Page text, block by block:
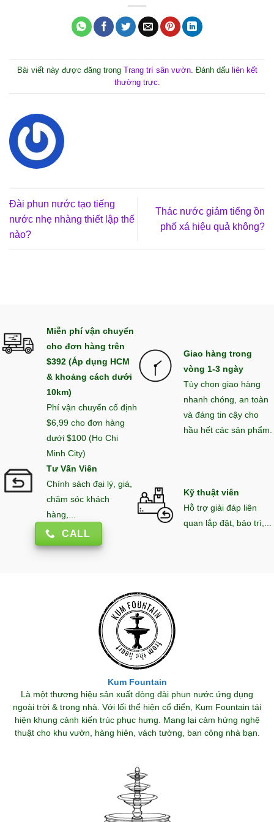
Bài viết này được đăng trong Trang trí sân vườn. Đánh dấu liên kết
thường trực
Đài phun nước tạo tiếng
nước nhẹ nhàng thiết lập thế
nào?
Thác nước giảm tiếng ồn
phố xá hiệu quả không?
Miễn phí vận chuyển
cho đơn hàng trên
$392 (Áp dụng HCM
& khoảng cách dưới
10km)
Phí vận chuyển cố định
$6,99 cho đơn hàng
dưới $100 (Ho Chi
Minh City)
Giao hàng trong
vòng 1-3 ngày
Tùy chọn giao hàng
nhanh chóng, an toàn
và đáng tin cậy cho
hầu hết các sản phẩm.
Tư Vấn Viên
Chính sách đại lý, giá,
chăm sóc khách
hàng,...
CALL
Kỹ thuật viên
Hỗ trợ giải đáp liên
quan lắp đặt, bảo trì,...
Kum Fountain
Là một thương hiệu sản xuất dòng đài phun nước ứng dụng
ngoài trời & trong nhà. Với lối thể hiện cổ điển, Kum Fountain tái
hiện khung cảnh kiến trúc phục hưng. Mang lại cảm hứng nghệ
thuật cho khu vườn, hàng hiên, vách tường, ban công nhà bạn.